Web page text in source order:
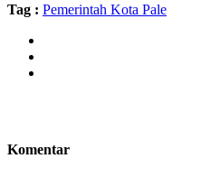
Tag : Pemerintah Kota Pale
Komentar